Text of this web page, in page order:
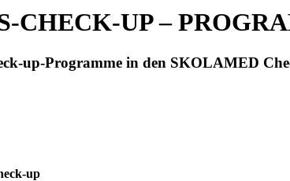
CHECK-UP –
up-Programme in den SKOLAMED
up